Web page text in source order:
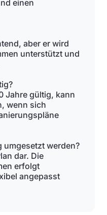
einen
aber er wird
unterstützt und
Jahre gültig, kann
wenn sich
umgesetzt werden?
dar. Die
erfolgt
angepasst